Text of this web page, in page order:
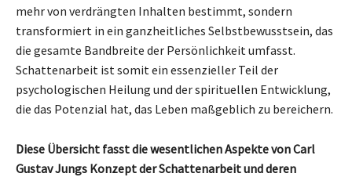
mehr von verdrängten Inhalten bestimmt, sondern
transformiert in ein ganzheitliches Selbstbewusstsein, das
die gesamte Bandbreite der Persönlichkeit umfasst.
Schattenarbeit ist somit ein essenzieller Teil der
psychologischen Heilung und der spirituellen Entwicklung,
die das Potenzial hat, das Leben maßgeblich zu bereichern.
Diese Übersicht fasst die wesentlichen Aspekte von Carl
Gustav Jungs Konzept der Schattenarbeit und deren